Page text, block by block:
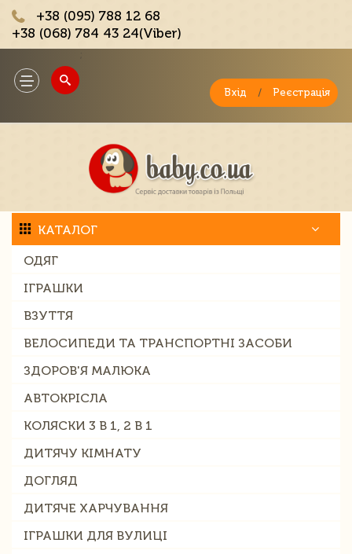
+38 (095) 788 12 68
+38 (068) 784 43 24(Viber)
Toggle
navigation
Вхід / Реєстрація
КАТАЛОГ
ОДЯГ
ІГРАШКИ
ВЗУТТЯ
ВЕЛОСИПЕДИ ТА ТРАНСПОРТНІ ЗАСОБИ
ЗДОРОВ'Я МАЛЮКА
АВТОКРІСЛА
КОЛЯСКИ 3 В 1, 2 В 1
ДИТЯЧУ КІМНАТУ
ДОГЛЯД
ДИТЯЧЕ ХАРЧУВАННЯ
ІГРАШКИ ДЛЯ ВУЛИЦІ